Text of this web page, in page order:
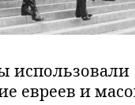
использовали
евреев и